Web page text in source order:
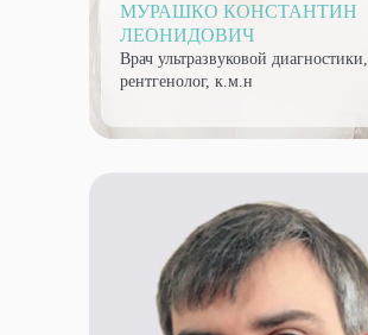
МУРАШКО КОНСТАНТИН
ЛЕОНИДОВИЧ
Врач ультразвуковой диагностики,
рентгенолог, к.м.н